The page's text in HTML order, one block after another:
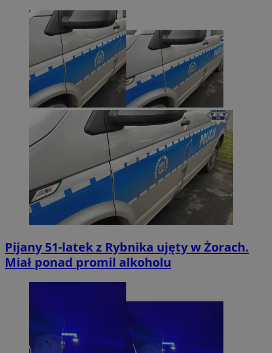
Pijany 51-latek z Rybnika ujęty w Żorach.
Miał ponad promil alkoholu